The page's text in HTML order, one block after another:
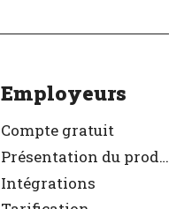
Employeurs
Compte gratuit
Présentation du produit
Intégrations